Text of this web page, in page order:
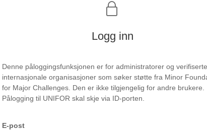
Logg inn
Denne påloggingsfunksjonen er for administratorer og verifiserte
internasjonale organisasjoner som søker støtte fra Minor
for Major Challenges. Den er ikke tilgjengelig for andre brukere.
Pålogging til UNIFOR skal skje via ID-porten.
E-post